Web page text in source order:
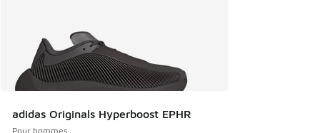
adidas Originals Hyperboost EPHR
Pour hommes